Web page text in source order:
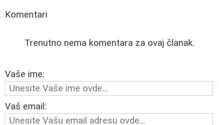
Komentari
Trenutno nema komentara za ovaj članak.
Vaše ime:
Vaš email: